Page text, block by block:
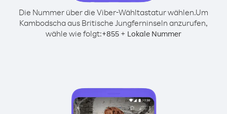
Die Nummer über die Viber-Wähltastatur wählen.Um
Kambodscha aus Britische Jungferninseln anzurufen,
wähle wie folgt:+855 + Lokale Nummer